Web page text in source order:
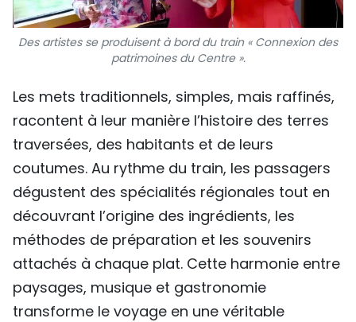
Des artistes se produisent à bord du train « Connexion des
patrimoines du Centre ».
Les mets traditionnels, simples, mais raffinés,
racontent à leur manière l’histoire des terres
traversées, des habitants et de leurs
coutumes. Au rythme du train, les passagers
dégustent des spécialités régionales tout en
découvrant l’origine des ingrédients, les
méthodes de préparation et les souvenirs
attachés à chaque plat. Cette harmonie entre
paysages, musique et gastronomie
transforme le voyage en une véritable